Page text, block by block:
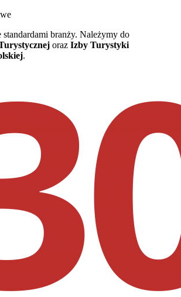
standardami branży. Należymy do
oraz Izby Turystyki
.